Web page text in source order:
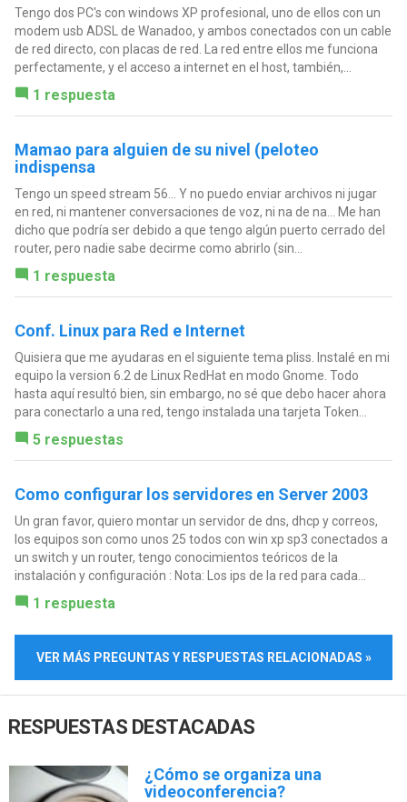
Tengo dos PC's con windows XP profesional, uno de ellos con un
modem usb ADSL de Wanadoo, y ambos conectados con un cable
de red directo, con placas de red. La red entre ellos me funciona
perfectamente, y el acceso a internet en el host, también,...
1 respuesta
Mamao para alguien de su nivel (peloteo
indispensa
Tengo un speed stream 56... Y no puedo enviar archivos ni jugar
en red, ni mantener conversaciones de voz, ni na de na... Me han
dicho que podría ser debido a que tengo algún puerto cerrado del
router, pero nadie sabe decirme como abrirlo (sin...
1 respuesta
Conf. Linux para Red e Internet
Quisiera que me ayudaras en el siguiente tema pliss. Instalé en mi
equipo la version 6.2 de Linux RedHat en modo Gnome. Todo
hasta aquí resultó bien, sin embargo, no sé que debo hacer ahora
para conectarlo a una red, tengo instalada una tarjeta Token...
5 respuestas
Como configurar los servidores en Server 2003
Un gran favor, quiero montar un servidor de dns, dhcp y correos,
los equipos son como unos 25 todos con win xp sp3 conectados a
un switch y un router, tengo conocimientos teóricos de la
instalación y configuración : Nota: Los ips de la red para cada...
1 respuesta
VER MÁS PREGUNTAS Y RESPUESTAS RELACIONADAS »
RESPUESTAS DESTACADAS
¿Cómo se organiza una
videoconferencia?